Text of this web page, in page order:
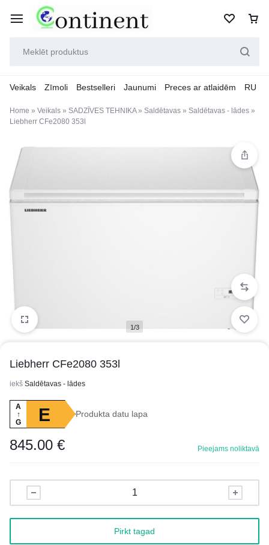
Veikals Zīmoli Bestselleri Jaunumi Preces ar atlaidēm RU
Home » Veikals » SADZĪVES TEHNIKA» Saldētavas » Saldētavas - lādes »
Liebherr CFe2080 353l
1/3
Liebherr CFe2080 353l
iekš Saldētavas - lādes
A
↑
G
E Produkta datu lapa
845.00 € Pieejams noliktavā
Pirkt tagad